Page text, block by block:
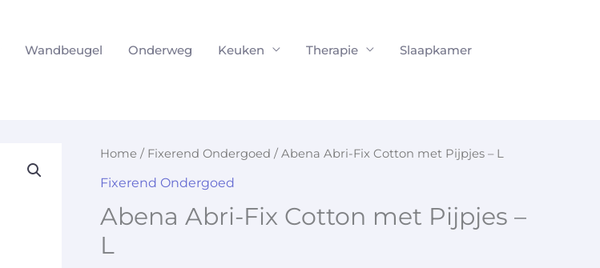
Wandbeugel Onderweg Keuken Therapie
Slaapkamer
Home / Fixerend Ondergoed / Abena Abri-Fix Cotton met Pijpjes – L
Fixerend Ondergoed
Abena Abri-Fix Cotton met Pijpjes –
L